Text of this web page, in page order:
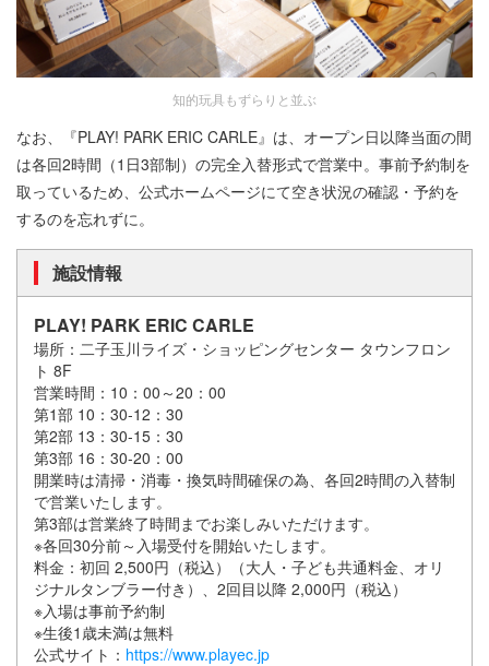
知的玩具もずらりと並ぶ
なお、『PLAY! PARK ERIC CARLE』は、オープン日以降当面の間
は各回2時間（1日3部制）の完全入替形式で営業中。事前予約制を
取っているため、公式ホームページにて空き状況の確認・予約を
するのを忘れずに。
施設情報
PLAY! PARK ERIC CARLE
場所：二子玉川ライズ・ショッピングセンター タウンフロン
ト 8F
営業時間：10：00～20：00
第1部 10：30‐12：30
第2部 13：30‐15：30
第3部 16：30‐20：00
開業時は清掃・消毒・換気時間確保の為、各回2時間の入替制
で営業いたします。
第3部は営業終了時間までお楽しみいただけます。
※各回30分前～入場受付を開始いたします。
料金：初回 2,500円（税込）（大人・子ども共通料金、オリ
ジナルタンブラー付き）、2回目以降 2,000円（税込）
※入場は事前予約制
※生後1歳未満は無料
公式サイト： https://www.playec.jp